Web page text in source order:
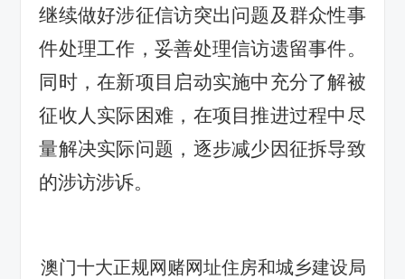
继续做好涉征信访突出问题及群众性事
件处理工作，妥善处理信访遗留事件。
同时，在新项目启动实施中充分了解被
征收人实际困难，在项目推进过程中尽
量解决实际问题，逐步减少因征拆导致
的涉访涉诉。
澳门十大正规网赌网址住房和城乡建设局